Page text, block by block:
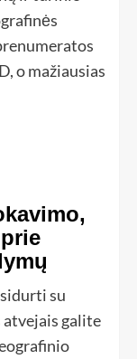
o mažiausias
su
galite